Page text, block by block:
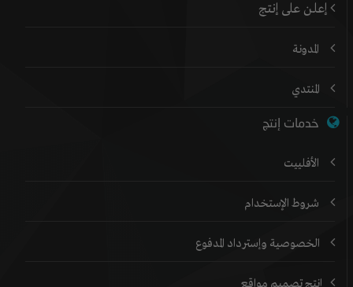
إعلن على إنتج
المدونة
المنتدي
خدمات إنتج
الأفلييت
شروط الإستخدام
الخصوصية وإسترداد المدفوع